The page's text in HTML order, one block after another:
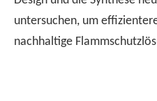
untersuchen, um
nachhaltige